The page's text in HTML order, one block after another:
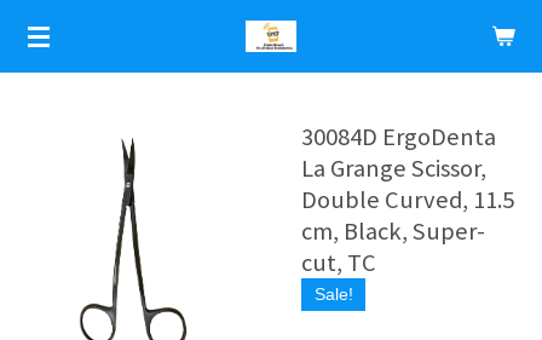
Ga
direct
naar
30084D ErgoDenta
La Grange Scissor,
Double Curved, 11.5
cm, Black, Super-
cut, TC
Sale!